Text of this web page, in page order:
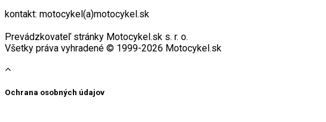
kontakt: motocykel(a)motocykel.sk
Prevádzkovateľ stránky Motocykel.sk s. r. o.
Všetky práva vyhradené © 1999-2026 Motocykel.sk
Ochrana osobných údajov